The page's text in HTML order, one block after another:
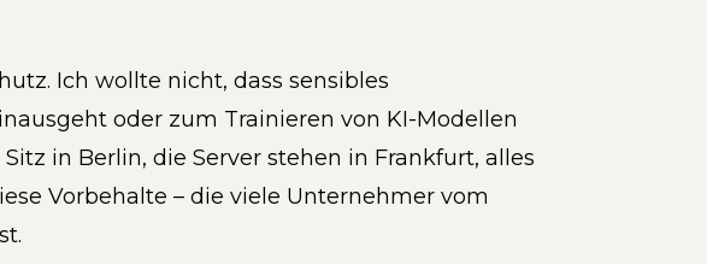
Ich wollte nicht, dass sensibles
oder zum Trainieren von KI-Modellen
in Berlin, die Server stehen in Frankfurt, alles
Vorbehalte – die viele Unternehmer vom